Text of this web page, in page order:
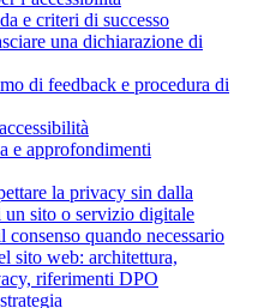
e criteri di successo
una dichiarazione di
di feedback e procedura di
e approfondimenti
la privacy sin dalla
un sito o servizio digitale
quando necessario
sito web: architettura,
riferimenti DPO